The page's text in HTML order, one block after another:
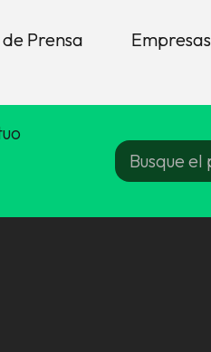
Prensa Empresas